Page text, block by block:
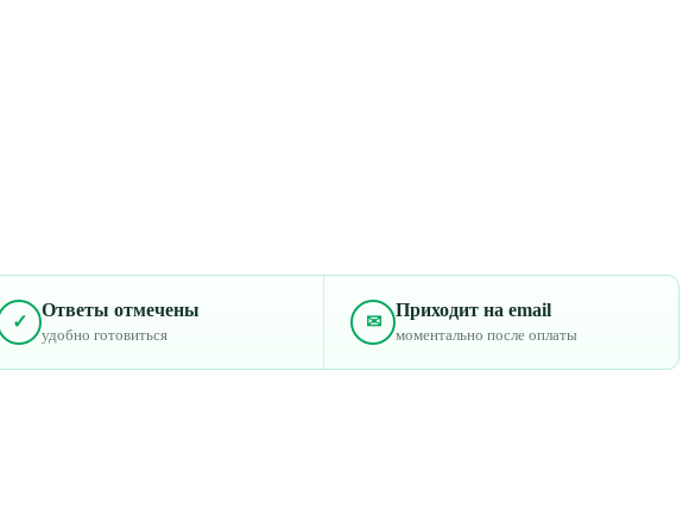
✓
Ответы отмечены
удобно готовиться
✉
Приходит на email
моментально после оплаты